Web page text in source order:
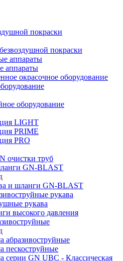
покраски
покраски
аппараты
аппараты
окрасочное оборудование
оборудование
LIGHT
PRIME
PRO
очистки труб
GN-BLAST
и шланги GN-BLAST
рукава
рукава
высокого давления
абразивоструйные
пескоструйные
серии GN UBC - Классическая